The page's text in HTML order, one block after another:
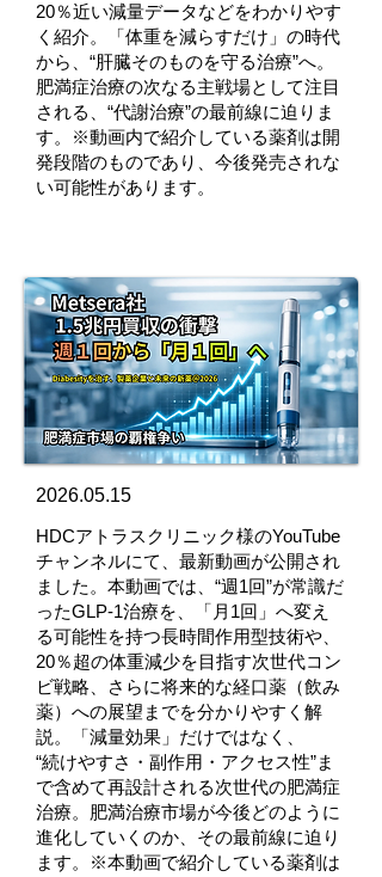
20％近い減量データなどをわかりやす
く紹介。「体重を減らすだけ」の時代
から、“肝臓そのものを守る治療”へ。
肥満症治療の次なる主戦場として注目
される、“代謝治療”の最前線に迫りま
す。※動画内で紹介している薬剤は開
発段階のものであり、今後発売されな
い可能性があります。
2026.05.15
HDCアトラスクリニック様のYouTube
チャンネルにて、最新動画が公開され
ました。本動画では、“週1回”が常識だ
ったGLP-1治療を、「月1回」へ変え
る可能性を持つ長時間作用型技術や、
20％超の体重減少を目指す次世代コン
ビ戦略、さらに将来的な経口薬（飲み
薬）への展望までを分かりやすく解
説。「減量効果」だけではなく、
“続けやすさ・副作用・アクセス性”ま
で含めて再設計される次世代の肥満症
治療。肥満治療市場が今後どのように
進化していくのか、その最前線に迫り
ます。※本動画で紹介している薬剤は